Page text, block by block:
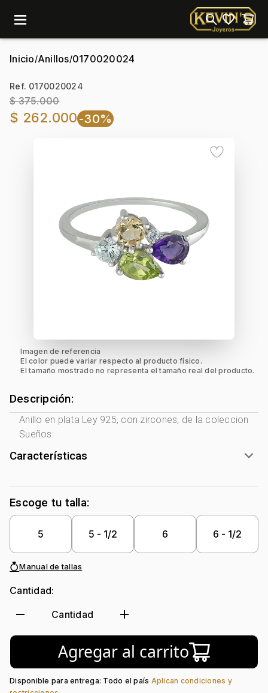
menu
Inicio/Anillos/0170020024
Ref. 0170020024
$ 375.000
$ 262.000-30%
Imagen de referencia
El color puede variar respecto al producto físico.
El tamaño mostrado no representa el tamaño real del producto.
Descripción:
Anillo en plata Ley 925, con zircones, de la coleccion
Sueños:
Características
Género: Mujer
Tono Metal: Plata Ley 925
Metal:
Uñas+Decoración
Tipo de terminado:
Rodinado
Colección: Sueños
Piedra central:
Escoge tu talla:
5 5 - 1/2 6 6 - 1/2
Manual de tallas
Cantidad:
remove Cantidad add
Agregar al carrito
Disponible para entrega: Todo el país Aplican condiciones y